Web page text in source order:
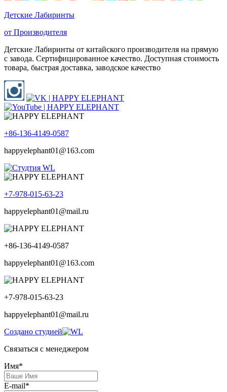
Детские Лабиринты
от Производителя
Детские Лабиринты от китайского производителя на прямую
с завода. Сертифицированное качество. Доступная стоимость
товара, быстрая доставка, заводское качество
+86-136-4149-0587
happyelephant01@163.com
+7-978-015-63-23
happyelephant01@mail.ru
+86-136-4149-0587
happyelephant01@163.com
+7-978-015-63-23
happyelephant01@mail.ru
Создано студией
Связаться с менеджером
Имя*
E-mail*